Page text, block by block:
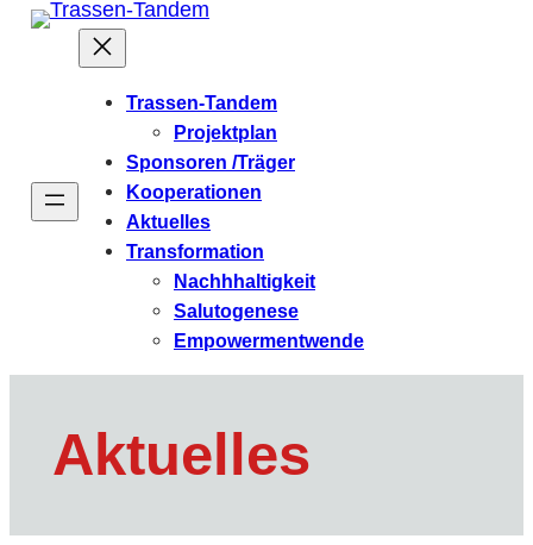
Zum
Trassen-Tandem
Projektplan
Sponsoren /Träger
Kooperationen
Aktuelles
Transformation
Nachhhaltigkeit
Salutogenese
Empowermentwende
Aktuelles